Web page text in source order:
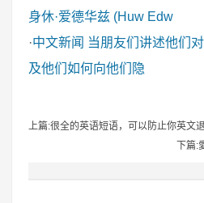
身休·爱德华兹 (Huw Edw
·中文新闻 当朋友们讲述他们
及他们如何向他们隐
上篇:很全的英语短语，可以防止你英文
下篇: